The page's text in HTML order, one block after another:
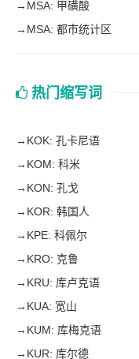
→ MSA: 甲磺酸
→ MSA: 都市统计区
热门缩写词
→ KOK: 孔卡尼语
→ KOM: 科米
→ KON: 孔戈
→ KOR: 韩国人
→ KPE: 科佩尔
→ KRO: 克鲁
→ KRU: 库卢克语
→ KUA: 宽山
→ KUM: 库梅克语
→ KUR: 库尔德